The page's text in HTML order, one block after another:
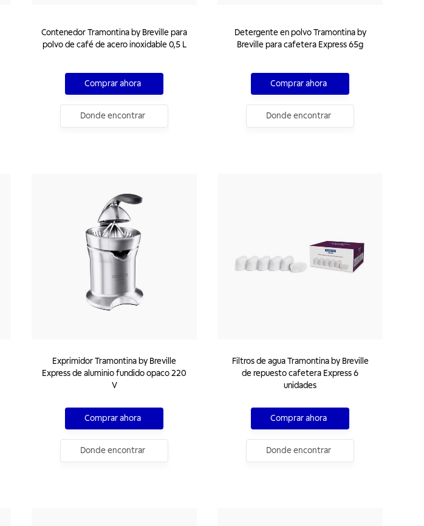
Contenedor Tramontina by Breville para
polvo de café de acero inoxidable 0,5 L
Comprar ahora
Donde encontrar
Detergente en polvo Tramontina by
Breville para cafetera Express 65g
Comprar ahora
Donde encontrar
Exprimidor Tramontina by Breville
Express de aluminio fundido opaco 220
V
Comprar ahora
Donde encontrar
Filtros de agua Tramontina by Breville
de repuesto cafetera Express 6
unidades
Comprar ahora
Donde encontrar